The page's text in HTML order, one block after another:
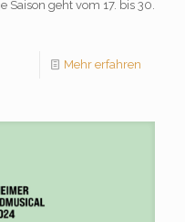
Saison geht vom 17. bis 30.
Mehr erfahren